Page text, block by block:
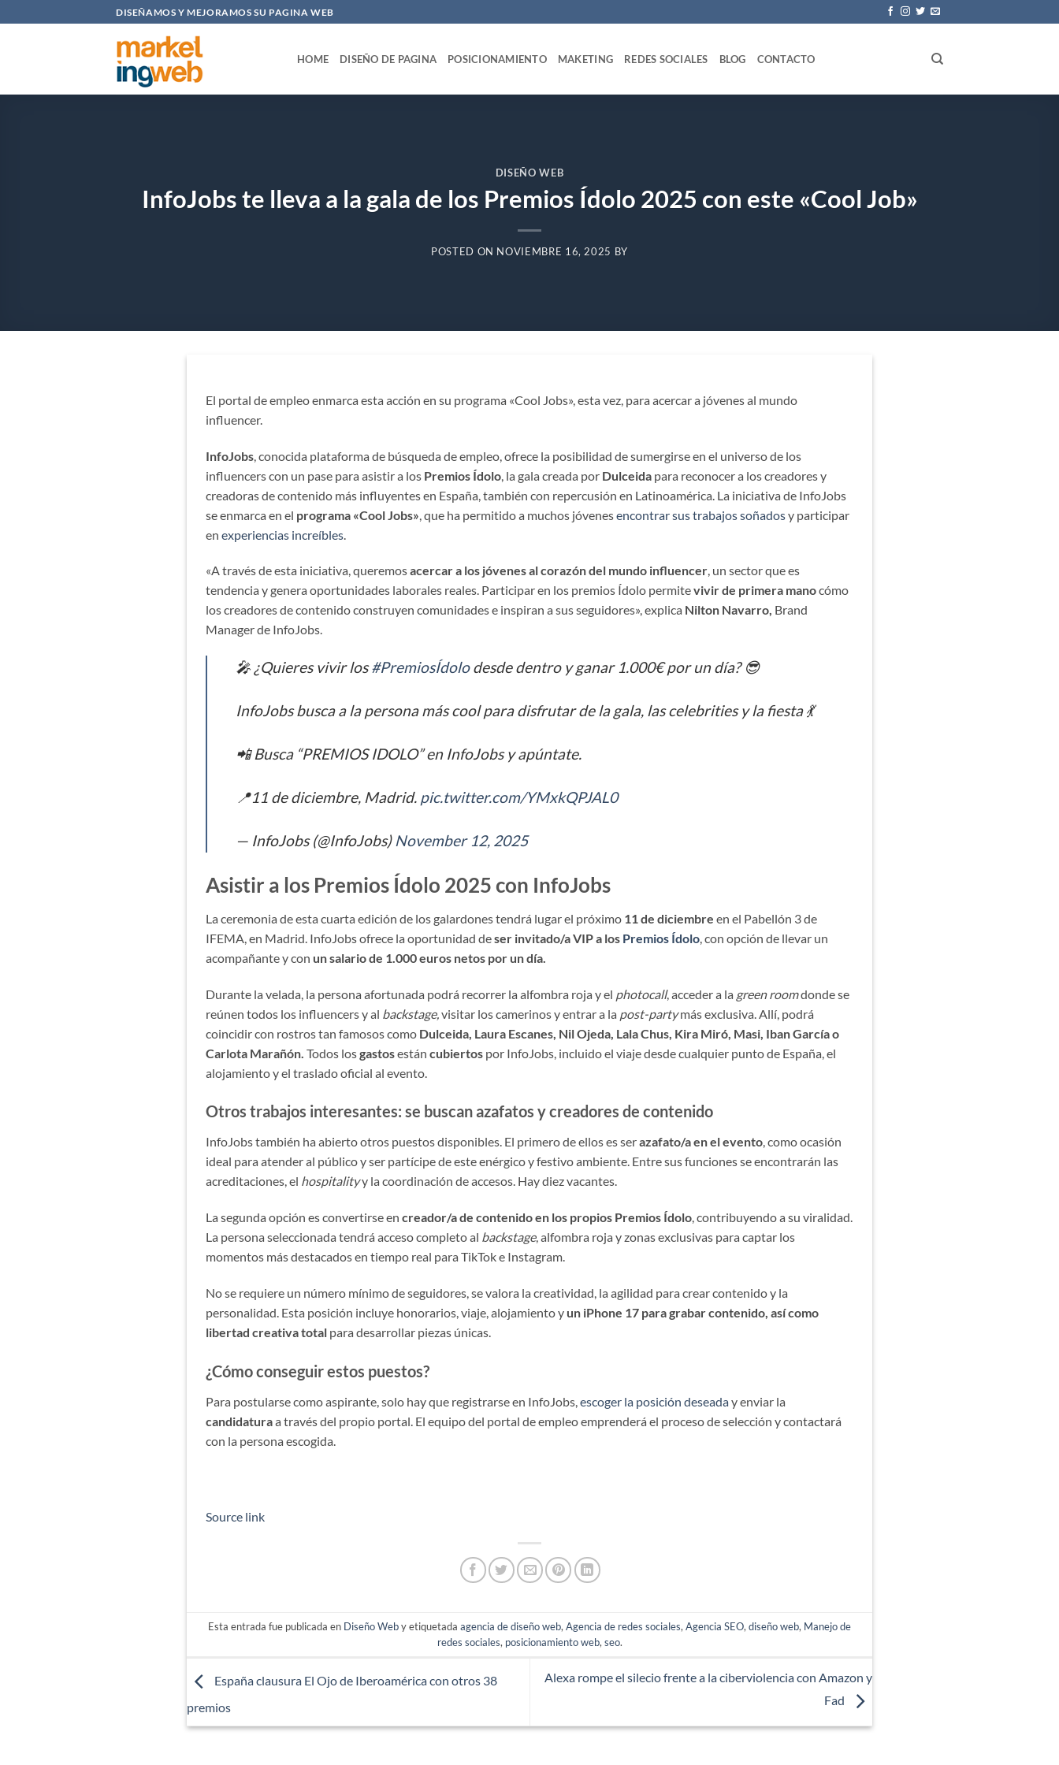
al
DISEÑAMOS Y MEJORAMOS SU PAGINA WEB
HOME DISEÑO DE PAGINA POSICIONAMIENTO MAKETING REDES SOCIALES BLOG CONTACTO
DISEÑO WEB
InfoJobs te lleva a la gala de los Premios Ídolo 2025 con este «Cool Job»
POSTED ON NOVIEMBRE 16, 2025 BY
El portal de empleo enmarca esta acción en su programa «Cool Jobs», esta vez, para acercar a jóvenes al mundo
influencer.
InfoJobs , conocida plataforma de búsqueda de empleo, ofrece la posibilidad de sumergirse en el universo de los
influencers con un pase para asistir a los Premios Ídolo , la gala creada por Dulceida para reconocer a los creadores y
creadoras de contenido más influyentes en España, también con repercusión en Latinoamérica. La iniciativa de InfoJobs
se enmarca en el programa «Cool Jobs» , que ha permitido a muchos jóvenesencontrar sus trabajos soñadosy participar
en experiencias increíbles
«A través de esta iniciativa, queremosacercar a los jóvenes al corazón del mundo influencer, un sector que es
tendencia y genera oportunidades laborales reales. Participar en los premios Ídolo permitevivir de primera manocómo
los creadores de contenido construyen comunidades e inspiran a sus seguidores», explica Nilton Navarro, Brand
Manager de InfoJobs.
🎤 ¿Quieres vivir los#PremiosÍdolodesde dentro y ganar 1.000€ por un día? 😎
InfoJobs busca a la persona más cool para disfrutar de la gala, las celebrities y la fiesta 💃
📲 Busca “PREMIOS IDOLO” en InfoJobs y apúntate.
📍11 de diciembre, Madrid. pic.twitter.com/YMxkQPJAL0
— InfoJobs (@InfoJobs) November 12, 2025
Asistir a los Premios Ídolo 2025 con InfoJobs
La ceremonia de esta cuarta edición de los galardones tendrá lugar el próximo 11 de diciembre en el Pabellón 3 de
IFEMA, en Madrid. InfoJobs ofrece la oportunidad deser invitado/a VIP a los Premios Ídolo , con opción de llevar un
acompañante y con un salario de 1.000 euros netos por un día.
Durante la velada, la persona afortunada podrá recorrer la alfombra roja y el photocall, acceder a la green roomdonde se
reúnen todos los influencers y al backstage, visitar los camerinos y entrar a la post-partymás exclusiva. Allí, podrá
coincidir con rostros tan famosos como Dulceida, Laura Escanes, Nil Ojeda, Lala Chus, Kira Miró, Masi, Iban García o
Carlota Marañón. Todos losgastosestán cubiertos por InfoJobs, incluido el viaje desde cualquier punto de España, el
alojamiento y el traslado oficial al evento.
Otros trabajos interesantes: se buscan azafatos y creadores de contenido
InfoJobs también ha abierto otros puestos disponibles. El primero de ellos es serazafato/a en el evento, como ocasión
ideal para atender al público y ser partícipe de este enérgico y festivo ambiente. Entre sus funciones se encontrarán las
acreditaciones, el hospitalityy la coordinación de accesos. Hay diez vacantes.
La segunda opción es convertirse en creador/a de contenido en los propios Premios Ídolo, contribuyendo a su viralidad.
La persona seleccionada tendrá acceso completo al backstage, alfombra roja y zonas exclusivas para captar los
momentos más destacados en tiempo real para TikTok e Instagram.
No se requiere un número mínimo de seguidores, se valora la creatividad, la agilidad para crear contenido y la
personalidad. Esta posición incluye honorarios, viaje, alojamiento y un iPhone 17 para grabar contenido, así como
libertad creativa total para desarrollar piezas únicas.
¿Cómo conseguir estos puestos?
Para postularse como aspirante, solo hay que registrarse en InfoJobs, escoger la posición deseaday enviar la
candidaturaa través del propio portal. El equipo del portal de empleo emprenderá el proceso de selección y contactará
con la persona escogida.
Source link
Esta entrada fue publicada en Diseño Weby etiquetada agencia de diseño web, Agencia de redes sociales, Agencia SEO, diseño web, Manejo de
redes sociales, posicionamiento web, seo.
España clausura El Ojo de Iberoamérica con otros 38
premios
Alexa rompe el silecio frente a la ciberviolencia con Amazon y
Fad